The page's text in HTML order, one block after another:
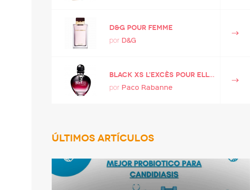
D&G pour Femme
por D&G
Black XS L’Excès pour elle / for her
por Paco Rabanne
ÚLTIMOS ARTÍCULOS